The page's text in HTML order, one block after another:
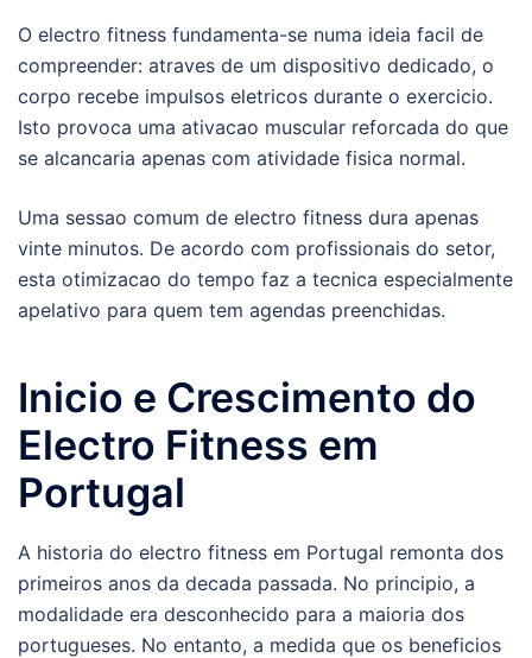
O electro fitness fundamenta-se numa ideia facil de
compreender: atraves de um dispositivo dedicado, o
corpo recebe impulsos eletricos durante o exercicio.
Isto provoca uma ativacao muscular reforcada do que
se alcancaria apenas com atividade fisica normal.
Uma sessao comum de electro fitness dura apenas
vinte minutos. De acordo com profissionais do setor,
esta otimizacao do tempo faz a tecnica especialmente
apelativo para quem tem agendas preenchidas.
Inicio e Crescimento do
Electro Fitness em
Portugal
A historia do electro fitness em Portugal remonta dos
primeiros anos da decada passada. No principio, a
modalidade era desconhecido para a maioria dos
portugueses. No entanto, a medida que os beneficios